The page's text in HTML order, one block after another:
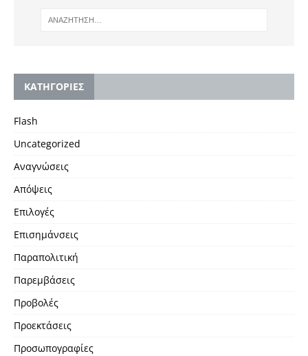
KΑΤΗΓΟΡΙΕΣ
Flash
Uncategorized
Αναγνώσεις
Απόψεις
Επιλογές
Επισημάνσεις
Παραπολιτική
Παρεμβάσεις
Προβολές
Προεκτάσεις
Προσωπογραφίες